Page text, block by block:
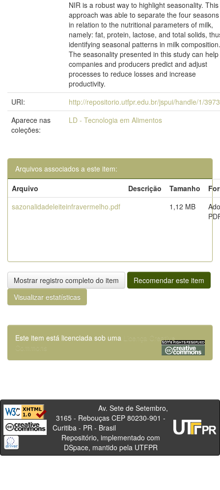
NIR is a robust way to highlight seasonality. This
approach was able to separate the four seasons
in relation to the nutritional parameters of milk,
namely: fat, protein, lactose, and total solids,
identifying seasonal patterns in milk composition.
The seasonality presented in this study can help
companies and producers predict and adjust
processes to reduce losses and increase
productivity.
URI:
http://repositorio.utfpr.edu.br/jspui/handle/1/
Aparece nas
coleções:
LD - Tecnologia em Alimentos
Arquivos associados a este item:
Arquivo
Descrição Tamanho
sazonalidadeleiteinfravermelho.pdf
1,12 MB
Mostrar registro completo do item
Recomendar este item
Visualizar estatísticas
Este item está licenciada sob uma
Licença Creative
Commons
Av. Sete de Setembro,
3165 - Rebouças CEP 80230-901 -
Curitiba - PR - Brasil
Repositório, implementado com
DSpace, mantido pela UTFPR